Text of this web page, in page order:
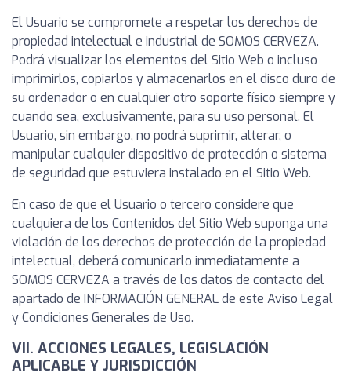
El Usuario se compromete a respetar los derechos de
propiedad intelectual e industrial de SOMOS CERVEZA.
Podrá visualizar los elementos del Sitio Web o incluso
imprimirlos, copiarlos y almacenarlos en el disco duro de
su ordenador o en cualquier otro soporte físico siempre y
cuando sea, exclusivamente, para su uso personal. El
Usuario, sin embargo, no podrá suprimir, alterar, o
manipular cualquier dispositivo de protección o sistema
de seguridad que estuviera instalado en el Sitio Web.
En caso de que el Usuario o tercero considere que
cualquiera de los Contenidos del Sitio Web suponga una
violación de los derechos de protección de la propiedad
intelectual, deberá comunicarlo inmediatamente a
SOMOS CERVEZA a través de los datos de contacto del
apartado de INFORMACIÓN GENERAL de este Aviso Legal
y Condiciones Generales de Uso.
VII. ACCIONES LEGALES, LEGISLACIÓN
APLICABLE Y JURISDICCIÓN